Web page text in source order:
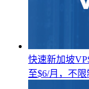
快速新加坡
至$6/月，不